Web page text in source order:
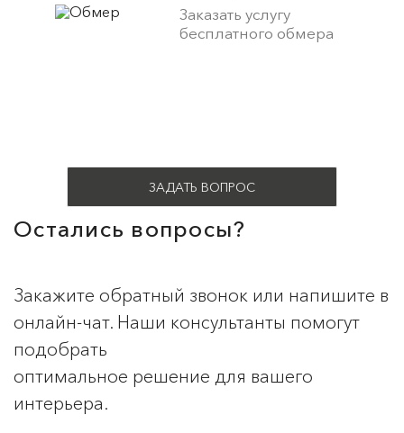
Заказать услугу
бесплатного обмера
ЗАДАТЬ ВОПРОС
Остались вопросы?
Закажите обратный звонок или напишите в
онлайн-чат. Наши консультанты помогут
подобрать
оптимальное решение для вашего
интерьера.